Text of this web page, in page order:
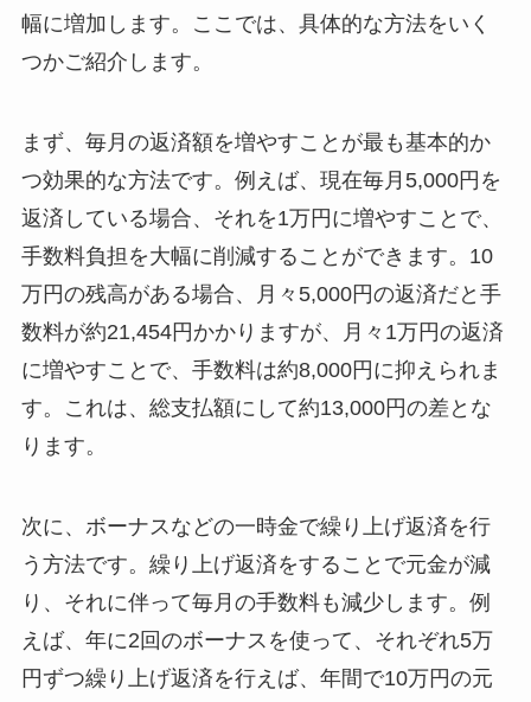
幅に増加します。ここでは、具体的な方法をいく
つかご紹介します。
まず、毎月の返済額を増やすことが最も基本的か
つ効果的な方法です。例えば、現在毎月5,000円を
返済している場合、それを1万円に増やすことで、
手数料負担を大幅に削減することができます。10
万円の残高がある場合、月々5,000円の返済だと手
数料が約21,454円かかりますが、月々1万円の返済
に増やすことで、手数料は約8,000円に抑えられま
す。これは、総支払額にして約13,000円の差とな
ります。
次に、ボーナスなどの一時金で繰り上げ返済を行
う方法です。繰り上げ返済をすることで元金が減
り、それに伴って毎月の手数料も減少します。例
えば、年に2回のボーナスを使って、それぞれ5万
円ずつ繰り上げ返済を行えば、年間で10万円の元